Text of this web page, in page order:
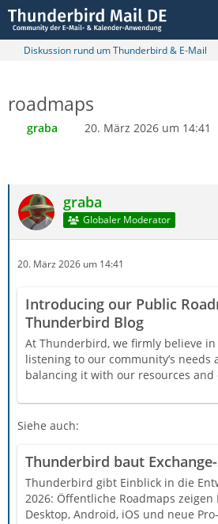
Diskussion rund um Thunderbird & E-Mail
roadmaps
graba 20. März 2026 um 14:41
graba
Globaler Moderator
20. März 2026 um 14:41
Introducing our Public
Thunderbird Blog
At Thunderbird, we firmly believe
listening to our community’s needs
balancing it with our resources
Siehe auch:
Thunderbird baut
Thunderbird gibt Einblick in die
2026: Öffentliche Roadmaps zeigen
Desktop, Android, iOS und neue